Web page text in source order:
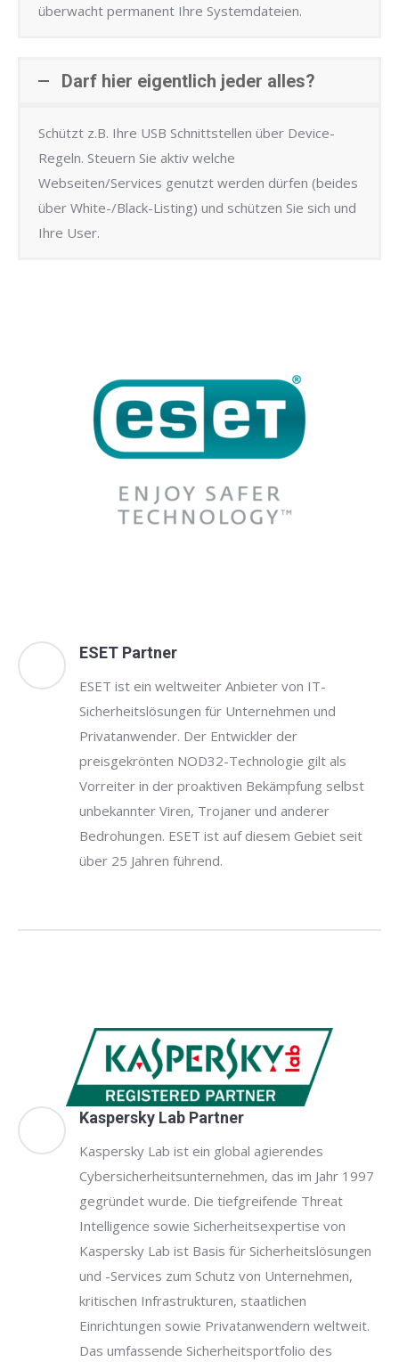
überwacht permanent Ihre Systemdateien.
Darf hier eigentlich jeder alles?
Schützt z.B. Ihre USB Schnittstellen über Device-
Regeln. Steuern Sie aktiv welche
Webseiten/Services genutzt werden dürfen (beides
über White-/Black-Listing) und schützen Sie sich und
Ihre User.
ESET Partner
ESET ist ein weltweiter Anbieter von IT-
Sicherheitslösungen für Unternehmen und
Privatanwender. Der Entwickler der
preisgekrönten NOD32-Technologie gilt als
Vorreiter in der proaktiven Bekämpfung selbst
unbekannter Viren, Trojaner und anderer
Bedrohungen. ESET ist auf diesem Gebiet seit
über 25 Jahren führend.
Kaspersky Lab Partner
Kaspersky Lab ist ein global agierendes
Cybersicherheitsunternehmen, das im Jahr 1997
gegründet wurde. Die tiefgreifende Threat
Intelligence sowie Sicherheitsexpertise von
Kaspersky Lab ist Basis für Sicherheitslösungen
und -Services zum Schutz von Unternehmen,
kritischen Infrastrukturen, staatlichen
Einrichtungen sowie Privatanwendern weltweit.
Das umfassende Sicherheitsportfolio des